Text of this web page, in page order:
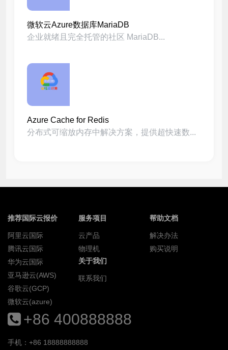
微软云Azure数据库MariaDB
企业就绪且完全托管的社区 MariaDB...
Azure Cache for Redis
分布式可缩放内存中解决方案，提供超快速数...
推荐国际云报价
阿里云国际
腾讯云国际
华为云国际
亚马逊云(AWS)
谷歌云(GCP)
微软云(azure)
服务项目
云产品
物理机
帮助文档
解决办法
购买说明
关于我们
联系我们
+86 400888888
手机：+86 18888888888